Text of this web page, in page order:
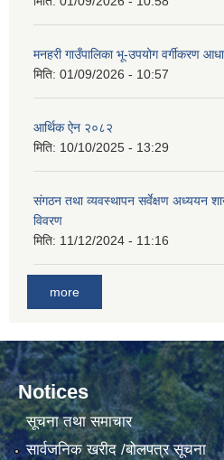
मनहरी गाउँपालिका भू-उपयोग वर्गीकरण
मिति: 01/09/2026 - 10:57
आर्थिक ऐन २०८२
मिति: 10/10/2025 - 13:29
संगठन तथा व्यवस्थापन सर्वेक्षण अध्ययन
विवरण
मिति: 11/12/2024 - 11:16
more
Notices
सूचना तथा समाचार
सार्वजनिक खरीद /बोलपत्र सूचना